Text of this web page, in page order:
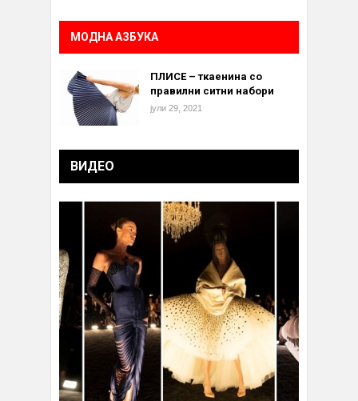
МОДНА АЗБУКА
ПЛИСЕ – ткаенина со
правилни ситни набори
јули 29, 2021
ВИДЕО